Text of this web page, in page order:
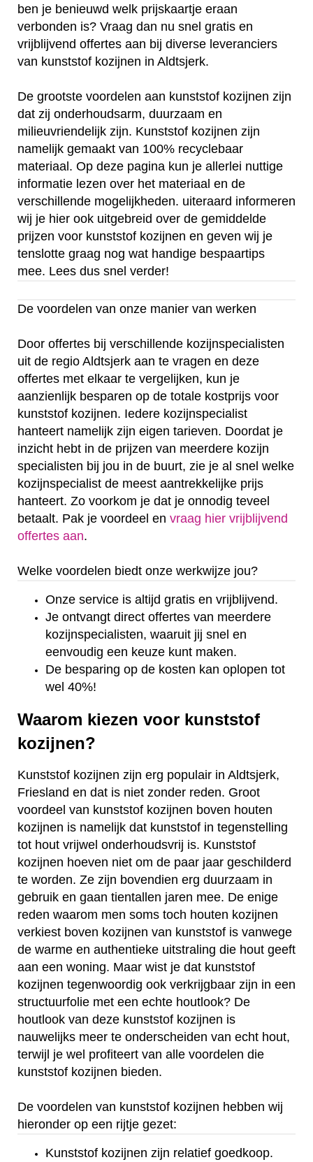
ben je benieuwd welk prijskaartje eraan
verbonden is? Vraag dan nu snel gratis en
vrijblijvend offertes aan bij diverse leveranciers
van kunststof kozijnen in Aldtsjerk.
De grootste voordelen aan kunststof kozijnen zijn
dat zij onderhoudsarm, duurzaam en
milieuvriendelijk zijn. Kunststof kozijnen zijn
namelijk gemaakt van 100% recyclebaar
materiaal. Op deze pagina kun je allerlei nuttige
informatie lezen over het materiaal en de
verschillende mogelijkheden. uiteraard informeren
wij je hier ook uitgebreid over de gemiddelde
prijzen voor kunststof kozijnen en geven wij je
tenslotte graag nog wat handige bespaartips
mee. Lees dus snel verder!
De voordelen van onze manier van werken
Door offertes bij verschillende kozijnspecialisten
uit de regio Aldtsjerk aan te vragen en deze
offertes met elkaar te vergelijken, kun je
aanzienlijk besparen op de totale kostprijs voor
kunststof kozijnen. Iedere kozijnspecialist
hanteert namelijk zijn eigen tarieven. Doordat je
inzicht hebt in de prijzen van meerdere kozijn
specialisten bij jou in de buurt, zie je al snel welke
kozijnspecialist de meest aantrekkelijke prijs
hanteert. Zo voorkom je dat je onnodig teveel
betaalt. Pak je voordeel en vraag hier vrijblijvend
offertes aan.
Welke voordelen biedt onze werkwijze jou?
Onze service is altijd gratis en vrijblijvend.
Je ontvangt direct offertes van meerdere
kozijnspecialisten, waaruit jij snel en
eenvoudig een keuze kunt maken.
De besparing op de kosten kan oplopen tot
wel 40%!
Waarom kiezen voor kunststof
kozijnen?
Kunststof kozijnen zijn erg populair in Aldtsjerk,
Friesland en dat is niet zonder reden. Groot
voordeel van kunststof kozijnen boven houten
kozijnen is namelijk dat kunststof in tegenstelling
tot hout vrijwel onderhoudsvrij is. Kunststof
kozijnen hoeven niet om de paar jaar geschilderd
te worden. Ze zijn bovendien erg duurzaam in
gebruik en gaan tientallen jaren mee. De enige
reden waarom men soms toch houten kozijnen
verkiest boven kozijnen van kunststof is vanwege
de warme en authentieke uitstraling die hout geeft
aan een woning. Maar wist je dat kunststof
kozijnen tegenwoordig ook verkrijgbaar zijn in een
structuurfolie met een echte houtlook? De
houtlook van deze kunststof kozijnen is
nauwelijks meer te onderscheiden van echt hout,
terwijl je wel profiteert van alle voordelen die
kunststof kozijnen bieden.
De voordelen van kunststof kozijnen hebben wij
hieronder op een rijtje gezet:
Kunststof kozijnen zijn relatief goedkoop.